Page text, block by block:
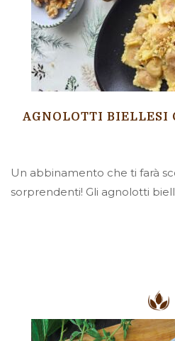
AGNOLOTTI BIELLESI
Un abbinamento che ti farà
sorprendenti! Gli agnolotti